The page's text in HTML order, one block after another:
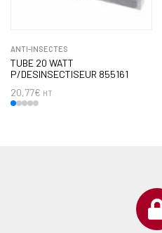
ANTI-INSECTES
TUBE 20 WATT
P/DESINSECTISEUR 855161
20,77€ HT